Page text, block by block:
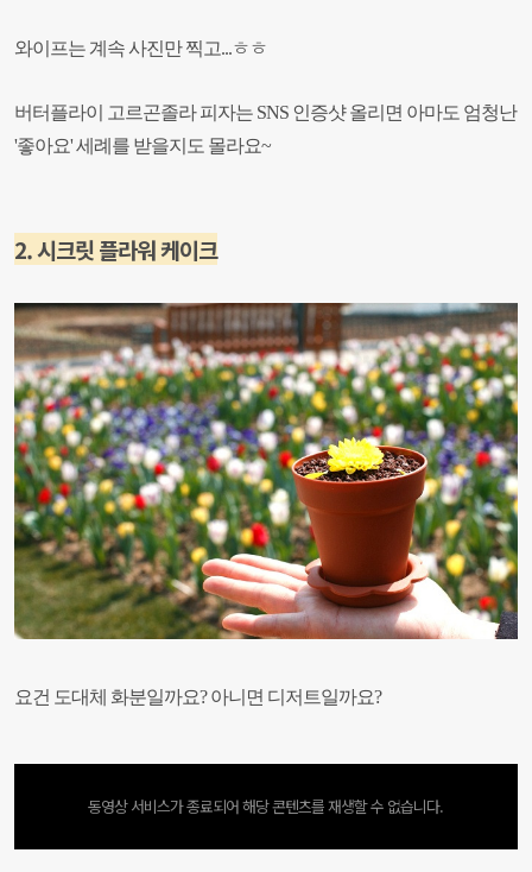
와이프는 계속 사진만 찍고...ㅎㅎ
버터플라이 고르곤졸라 피자는 SNS 인증샷 올리면 아마도 엄청난
'좋아요' 세례를 받을지도 몰라요~
2. 시크릿 플라워 케이크
요건 도대체 화분일까요? 아니면 디저트일까요?
동영상 서비스가 종료되어 해당 콘텐츠를 재생할 수 없습니다.